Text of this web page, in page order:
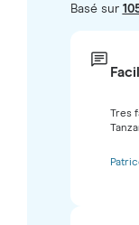
Basé sur
Tres